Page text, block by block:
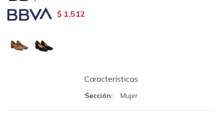
$ 1.512
Características
Sección Mujer